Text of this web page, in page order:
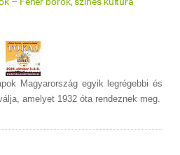
Magyarország egyik legrégebbi és
amelyet 1932 óta rendeznek meg.